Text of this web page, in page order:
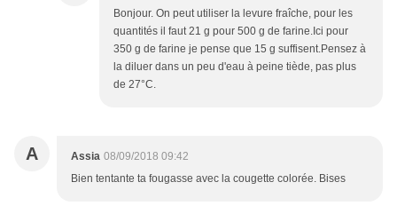
Bonjour. On peut utiliser la levure fraîche, pour les
quantités il faut 21 g pour 500 g de farine.Ici pour
350 g de farine je pense que 15 g suffisent.Pensez à
la diluer dans un peu d'eau à peine tiède, pas plus
de 27°C.
A Assia 08/09/2018 09:42
Bien tentante ta fougasse avec la cougette colorée. Bises